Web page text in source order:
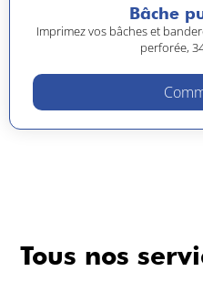
Bâche
Imprimez vos bâches et
perforée,
Tous nos